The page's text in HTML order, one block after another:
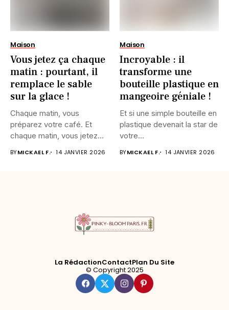
Maison
Vous jetez ça chaque
matin : pourtant, il
remplace le sable
sur la glace !
Chaque matin, vous
préparez votre café. Et
chaque matin, vous jetez
BYMICKAEL F. 14 JANVIER 2026
Maison
Incroyable : il
transforme une
bouteille plastique en
mangeoire géniale !
Et si une simple bouteille en
plastique devenait la star de
votre...
BYMICKAEL F. 14 JANVIER 2026
La RédactionContactPlan Du Site
© Copyright 2025